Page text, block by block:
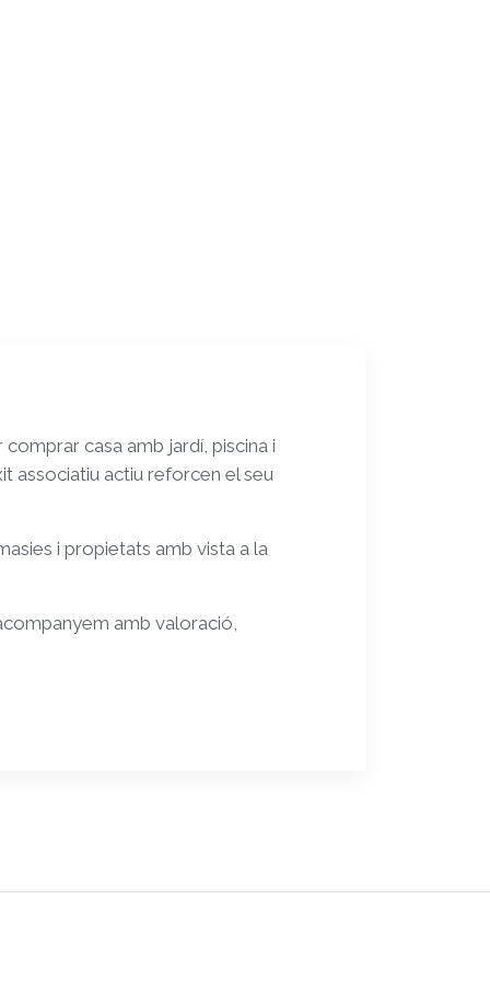
casa amb jardí, piscina i
associatiu actiu reforcen el seu
i propietats amb vista a la
amb valoració,